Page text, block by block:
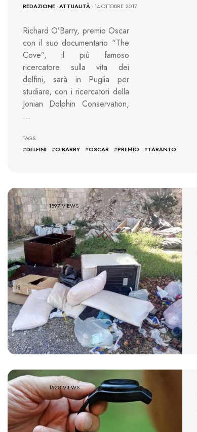
REDAZIONE-ATTUALITÀ- 14 OTTOBRE 2017
Richard O’Barry, premio Oscar
con il suo documentario “The
Cove”, il più famoso
ricercatore sulla vita dei
delfini, sarà in Puglia per
studiare, con i ricercatori della
Jonian Dolphin Conservation,
…
TAGS:
#DELFINI #O'BARRY #OSCAR #PREMIO #TARANTO
1597 VIEWS
1528 VIEWS